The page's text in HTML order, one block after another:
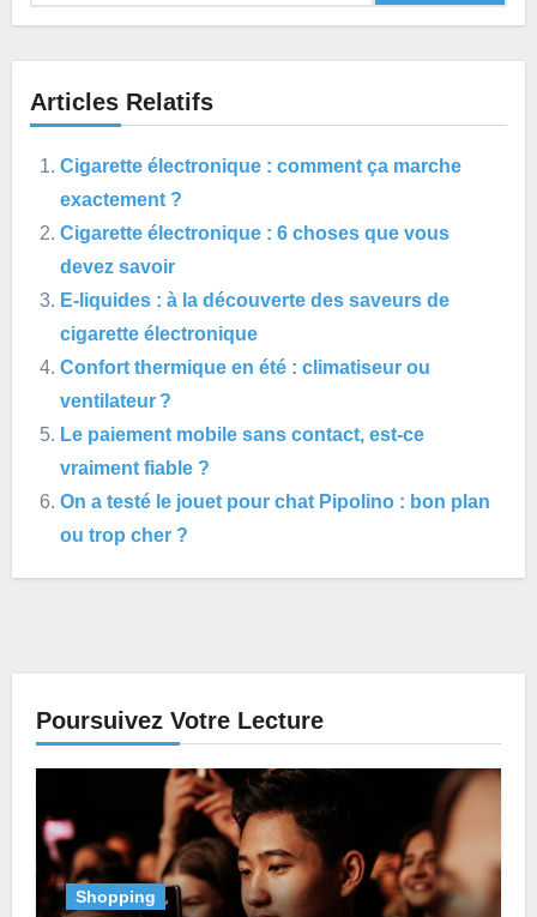
Articles Relatifs
Cigarette électronique : comment ça marche
exactement ?
Cigarette électronique : 6 choses que vous
devez savoir
E-liquides : à la découverte des saveurs de
cigarette électronique
Confort thermique en été : climatiseur ou
ventilateur ?
Le paiement mobile sans contact, est-ce
vraiment fiable ?
On a testé le jouet pour chat Pipolino : bon plan
ou trop cher ?
Poursuivez Votre Lecture
Shopping